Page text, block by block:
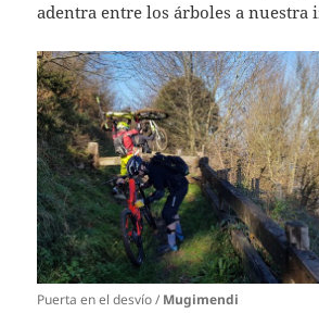
adentra entre los árboles a nuestra
Puerta en el desvío / Mugimendi